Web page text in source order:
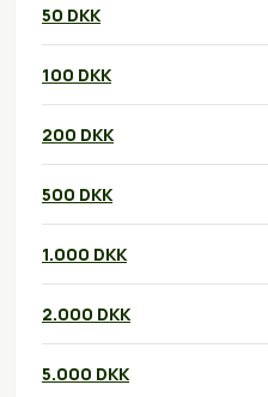
50 DKK
100 DKK
200 DKK
500 DKK
1.000 DKK
2.000 DKK
5.000 DKK